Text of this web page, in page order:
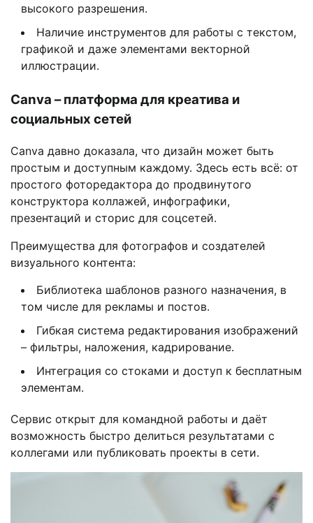
высокого разрешения.
Наличие инструментов для работы с текстом,
графикой и даже элементами векторной
иллюстрации.
Canva – платформа для креатива и
социальных сетей
Canva давно доказала, что дизайн может быть
простым и доступным каждому. Здесь есть всё: от
простого фоторедактора до продвинутого
конструктора коллажей, инфографики,
презентаций и сторис для соцсетей.
Преимущества для фотографов и создателей
визуального контента:
Библиотека шаблонов разного назначения, в
том числе для рекламы и постов.
Гибкая система редактирования изображений
– фильтры, наложения, кадрирование.
Интеграция со стоками и доступ к бесплатным
элементам.
Сервис открыт для командной работы и даёт
возможность быстро делиться результатами с
коллегами или публиковать проекты в сети.